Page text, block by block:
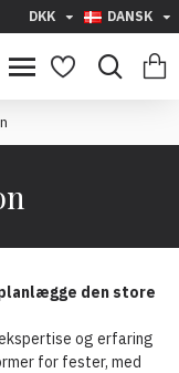
DKK DANSK
den store
og erfaring
for fester, med